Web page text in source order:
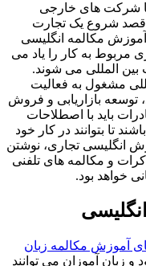
شرکت های خارجی
قصد شروع یک تجارت
آموزش مکالمه انگلیسی
مربوط به کار را یاد می
بین المللی می شوند.
مشغول به فعالیت
توسعه بازاریابی و فروش
باید با اصطلاحات
تا بتوانند در کار خود
انگلیسی تجاری، نوشتن
و مکالمه های تلفنی
خواهد بود.
آموزش مکالمه زبان
زبان آموزان می توانند